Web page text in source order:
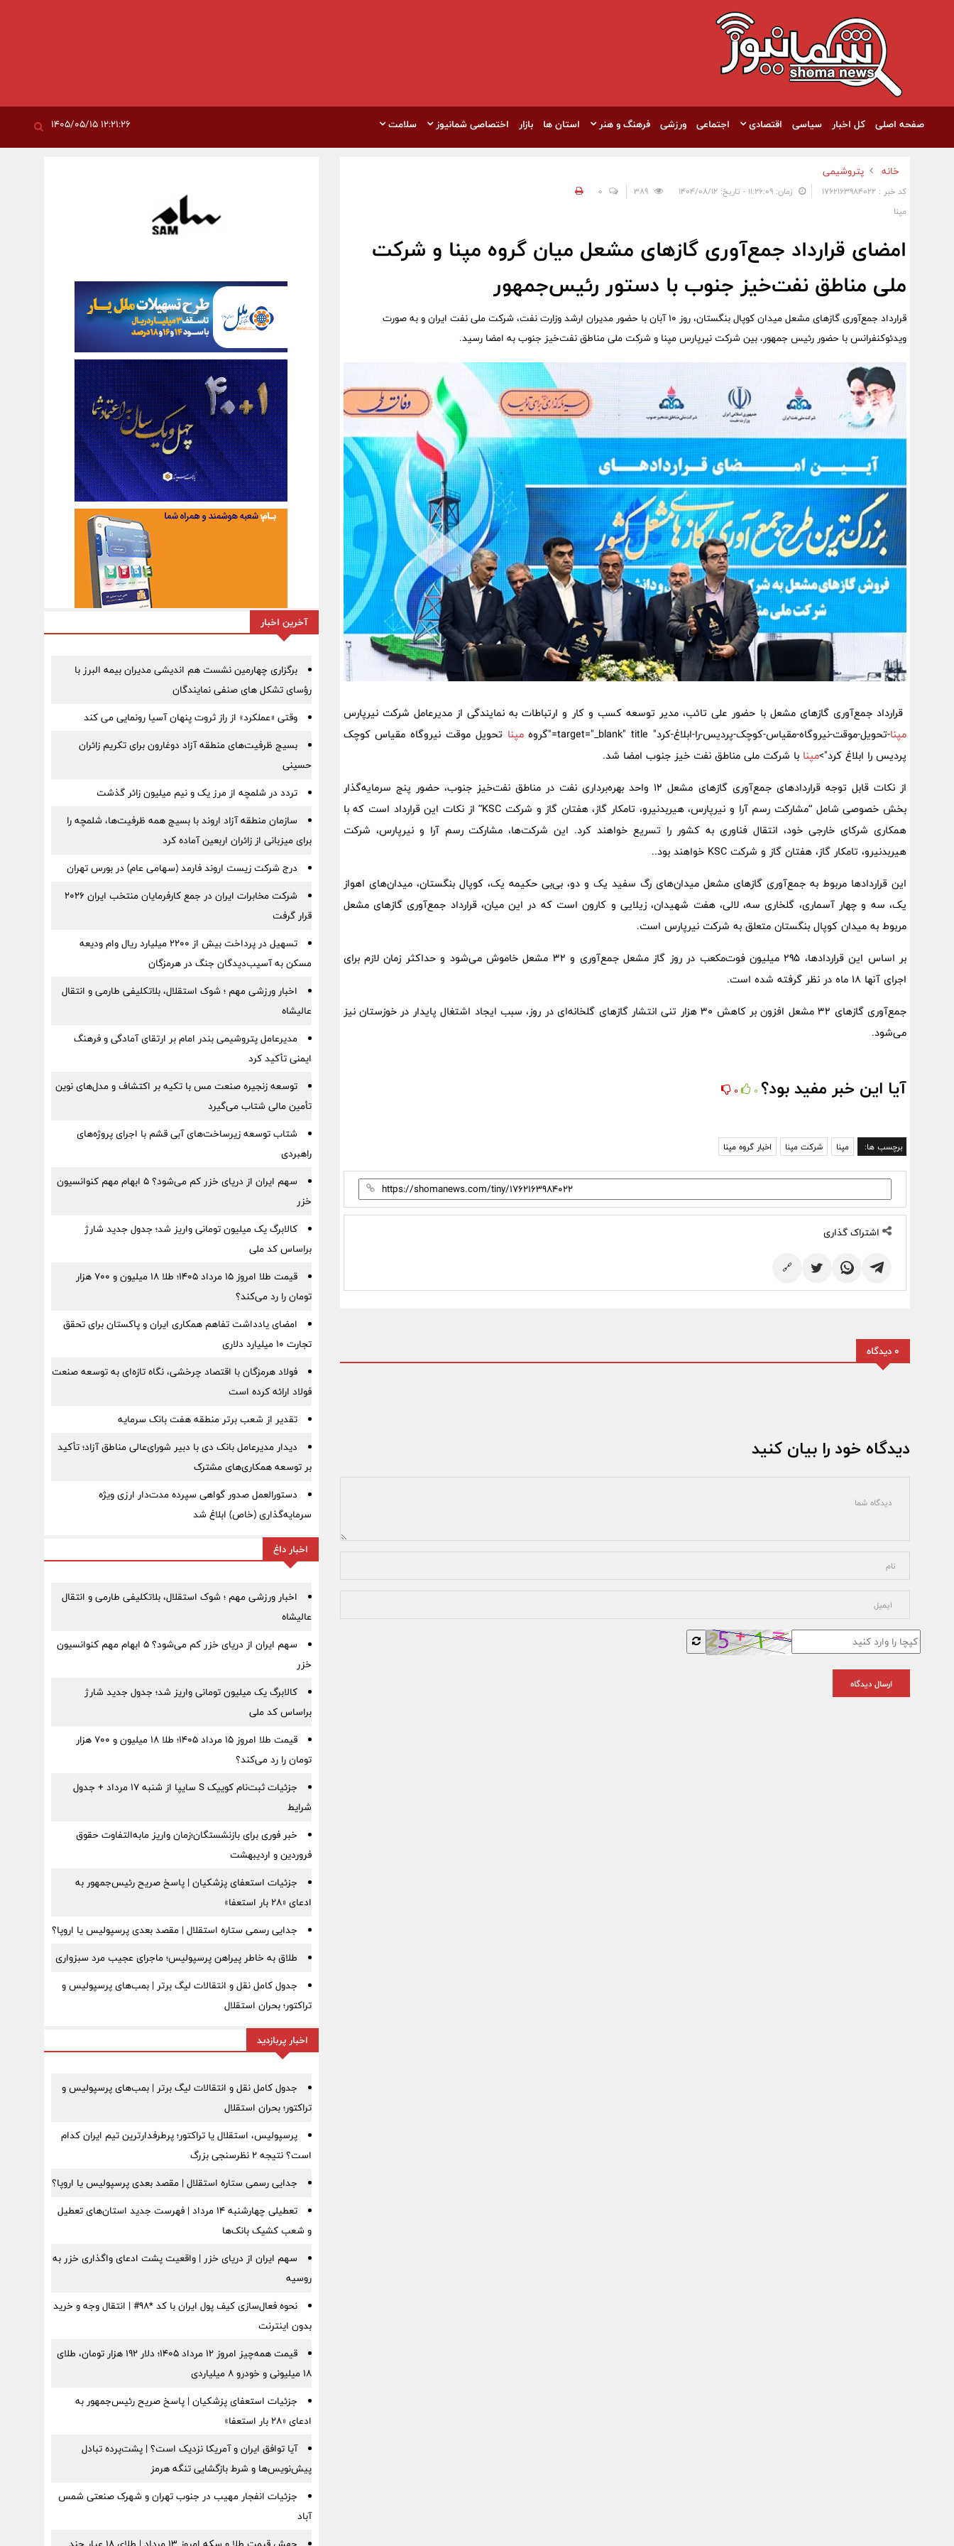
صفحه اصلی کل اخبار سیاسی اقتصادی اجتماعی ورزشی فرهنگ و هنر استان ها بازار اختصاصی شمانیوز سلامت
خانه پتروشیمی
کد خبر : 1762163984022 زمان: ۱۱:۲۶:۰۹ - تاریخ: ۱۴۰۴/۰۸/۱۲
0
مپنا
امضای قرارداد جمع‌آوری گازهای مشعل میان گروه مپنا و شرکت
ملی مناطق نفت‌خیز جنوب با دستور رئیس‌جمهور
قرارداد جمع‌آوری گازهای مشعل میدان کوپال بنگستان، روز 10 آبان با حضور مدیران ارشد وزارت نفت، شرکت ملی نفت ایران و به صورت
ویدئوکنفرانس با حضور رئیس جمهور، بین شرکت نیرپارس مپنا و شرکت ملی مناطق نفت‌خیز جنوب به امضا رسید.
قرارداد جمع‌آوری گازهای مشعل با حضور علی تائب، مدیر توسعه کسب و کار و ارتباطات به نمایندگی از مدیرعامل شرکت نیرپارس
مپنا-تحویل-موقت-نیروگاه-مقیاس-کوچک-پردیس-را-ابلاغ-کرد" target="_blank" title="گروه مپنا تحویل موقت نیروگاه مقیاس کوچک
پردیس را ابلاغ کرد">مپنا با شرکت ملی مناطق نفت خیز جنوب امضا شد.
از نکات قابل توجه قراردادهای جمع‌آوری گازهای مشعل 12 واحد بهره‌برداری نفت در مناطق نفت‌خیز جنوب، حضور پنج سرمایه‌گذار
بخش خصوصی شامل “مشارکت رسم آرا و نیرپارس، هیربدنیرو، تامکار گاز، هفتان گاز و شرکت KSC” از نکات این قرارداد است که با
همکاری شرکای خارجی خود، انتقال فناوری به کشور را تسریع خواهند کرد. این شرکت‌ها، مشارکت رسم آرا و نیرپارس، شرکت
هیربدنیرو، تامکار گاز، هفتان گاز و شرکت KSC خواهند بود..
این قراردادها مربوط به جمع‌آوری گازهای مشعل میدان‌های رگ سفید یک و دو، بی‌بی حکیمه یک، کوپال بنگستان، میدان‌های اهواز
یک، سه و چهار آسماری، گلخاری سه، لالی، هفت شهیدان، زیلایی و کارون است که در این میان، قرارداد جمع‌آوری گازهای مشعل
مربوط به میدان کوپال بنگستان متعلق به شرکت نیرپارس است.
بر اساس این قراردادها، 295 میلیون فوت‌مکعب در روز گاز مشعل جمع‌آوری و 32 مشعل خاموش می‌شود و حداکثر زمان لازم برای
اجرای آنها 18 ماه در نظر گرفته شده است.
جمع‌آوری گازهای 32 مشعل افزون بر کاهش 30 هزار تنی انتشار گازهای گلخانه‌ای در روز، سبب ایجاد اشتغال پایدار در خوزستان نیز
می‌شود.
آیا این خبر مفید بود؟ 0
0
برچسب ها: مپنا شرکت مپنا اخبار گروه مپنا
اشتراک گذاری
🔗
0 دیدگاه
دیدگاه خود را بیان کنید
ارسال دیدگاه
آخرین اخبار
برگزاری چهارمین نشست هم اندیشی مدیران بیمه البرز با
رؤسای تشکل های صنفی نمایندگان
وقتی «عملکرد» از راز ثروت پنهان آسیا رونمایی می کند
بسیج ظرفیت‌های منطقه آزاد دوغارون برای تکریم زائران
حسینی
تردد در شلمچه از مرز یک و نیم میلیون زائر گذشت
سازمان منطقه آزاد اروند با بسیج همه ظرفیت‌ها، شلمچه را
برای میزبانی از زائران اربعین آماده کرد
درج شرکت زیست اروند فارمد (سهامی عام) در بورس تهران
شرکت مخابرات ایران در جمع کارفرمایان منتخب ایران ۲۰۲۶
قرار گرفت
تسهیل در پرداخت بیش از ۲۲۰۰ میلیارد ریال وام ودیعه
مسکن به آسیب‌دیدگان جنگ در هرمزگان
اخبار ورزشی مهم ؛ شوک استقلال، بلاتکلیفی طارمی و انتقال
عالیشاه
مدیرعامل پتروشیمی بندر امام بر ارتقای آمادگی و فرهنگ
ایمنی تأکید کرد
توسعه زنجیره صنعت مس با تکیه بر اکتشاف و مدل‌های نوین
تأمین مالی شتاب می‌گیرد
شتاب توسعه زیرساخت‌های آبی قشم با اجرای پروژه‌های
راهبردی
سهم ایران از دریای خزر کم می‌شود؟ ۵ ابهام مهم کنوانسیون
خزر
کالابرگ یک میلیون تومانی واریز شد؛ جدول جدید شارژ
براساس کد ملی
قیمت طلا امروز ۱۵ مرداد ۱۴۰۵؛ طلا ۱۸ میلیون و ۷۰۰ هزار
تومان را رد می‌کند؟
امضای یادداشت تفاهم همکاری ایران و پاکستان برای تحقق
تجارت ۱۰ میلیارد دلاری
فولاد هرمزگان با اقتصاد چرخشی، نگاه تازه‌ای به توسعه صنعت
فولاد ارائه کرده است
تقدیر از شعب برتر منطقه هفت بانک سرمایه
دیدار مدیرعامل بانک دی با دبیر شورای‌عالی مناطق آزاد؛ تأکید
بر توسعه همکاری‌های مشترک
دستورالعمل صدور گواهی سپرده مدت‌دار ارزی ویژه
سرمایه‌گذاری (خاص) ابلاغ شد
اخبار داغ
اخبار ورزشی مهم ؛ شوک استقلال، بلاتکلیفی طارمی و انتقال
عالیشاه
سهم ایران از دریای خزر کم می‌شود؟ ۵ ابهام مهم کنوانسیون
خزر
کالابرگ یک میلیون تومانی واریز شد؛ جدول جدید شارژ
براساس کد ملی
قیمت طلا امروز ۱۵ مرداد ۱۴۰۵؛ طلا ۱۸ میلیون و ۷۰۰ هزار
تومان را رد می‌کند؟
جزئیات ثبت‌نام کوییک S سایپا از شنبه ۱۷ مرداد + جدول
شرایط
خبر فوری برای بازنشستگان؛زمان واریز مابه‌التفاوت حقوق
فروردین و اردیبهشت
جزئیات استعفای پزشکیان | پاسخ صریح رئیس‌جمهور به
ادعای «۲۸ بار استعفا»
جدایی رسمی ستاره استقلال | مقصد بعدی پرسپولیس یا اروپا؟
طلاق به خاطر پیراهن پرسپولیس؛ ماجرای عجیب مرد سبزواری
جدول کامل نقل و انتقالات لیگ برتر | بمب‌های پرسپولیس و
تراکتور؛ بحران استقلال
اخبار پربازدید
جدول کامل نقل و انتقالات لیگ برتر | بمب‌های پرسپولیس و
تراکتور؛ بحران استقلال
پرسپولیس، استقلال یا تراکتور؛ پرطرفدارترین تیم ایران کدام
است؟ نتیجه ۲ نظرسنجی بزرگ
جدایی رسمی ستاره استقلال | مقصد بعدی پرسپولیس یا اروپا؟
تعطیلی چهارشنبه ۱۴ مرداد | فهرست جدید استان‌های تعطیل
و شعب کشیک بانک‌ها
سهم ایران از دریای خزر | واقعیت پشت ادعای واگذاری خزر به
روسیه
نحوه فعال‌سازی کیف پول ایران با کد *98# | انتقال وجه و خرید
بدون اینترنت
قیمت همه‌چیز امروز ۱۲ مرداد ۱۴۰۵؛ دلار ۱۹۲ هزار تومان، طلای
۱۸ میلیونی و خودرو ۸ میلیاردی
جزئیات استعفای پزشکیان | پاسخ صریح رئیس‌جمهور به
ادعای «۲۸ بار استعفا»
آیا توافق ایران و آمریکا نزدیک است؟ | پشت‌پرده تبادل
پیش‌نویس‌ها و شرط بازگشایی تنگه هرمز
جزئیات انفجار مهیب در جنوب تهران و شهرک صنعتی شمس
آباد